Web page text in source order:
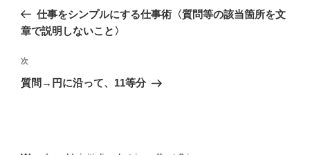
ナ
ゲ
ー
の
投
仕事をシンプルにする仕事術〈質問等の該当箇所を文
章で説明しないこと〉
次
の
次
質問→円に沿って、11等分